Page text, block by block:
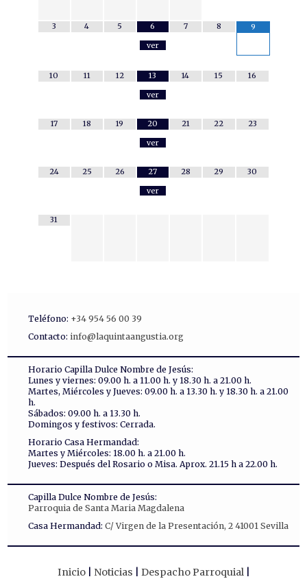
3 4 5
6
ver
7 8 9
10 11 12
13
ver
14 15 16
17 18 19
20
ver
21 22 23
24 25 26
27
ver
28 29 30
31
Teléfono: +34 954 56 00 39
Contacto: info@laquintaangustia.org
Horario Capilla Dulce Nombre de Jesús:
Lunes y viernes: 09.00 h. a 11.00 h. y 18.30 h. a 21.00 h.
Martes, Miércoles y Jueves: 09.00 h. a 13.30 h. y 18.30 h. a 21.00
h.
Sábados: 09.00 h. a 13.30 h.
Domingos y festivos: Cerrada.
Horario Casa Hermandad:
Martes y Miércoles: 18.00 h. a 21.00 h.
Jueves: Después del Rosario o Misa. Aprox. 21.15 h a 22.00 h.
Capilla Dulce Nombre de Jesús:
Parroquia de Santa Maria Magdalena
Casa Hermandad: C/ Virgen de la Presentación, 2 41001 Sevilla
Inicio Noticias Despacho Parroquial